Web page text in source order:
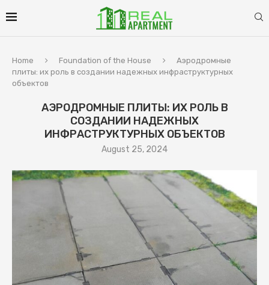
Home Foundation of the House
Аэродромные
плиты: их роль в создании надежных инфраструктурных
объектов
АЭРОДРОМНЫЕ ПЛИТЫ: ИХ РОЛЬ В
СОЗДАНИИ НАДЕЖНЫХ
ИНФРАСТРУКТУРНЫХ ОБЪЕКТОВ
August 25, 2024